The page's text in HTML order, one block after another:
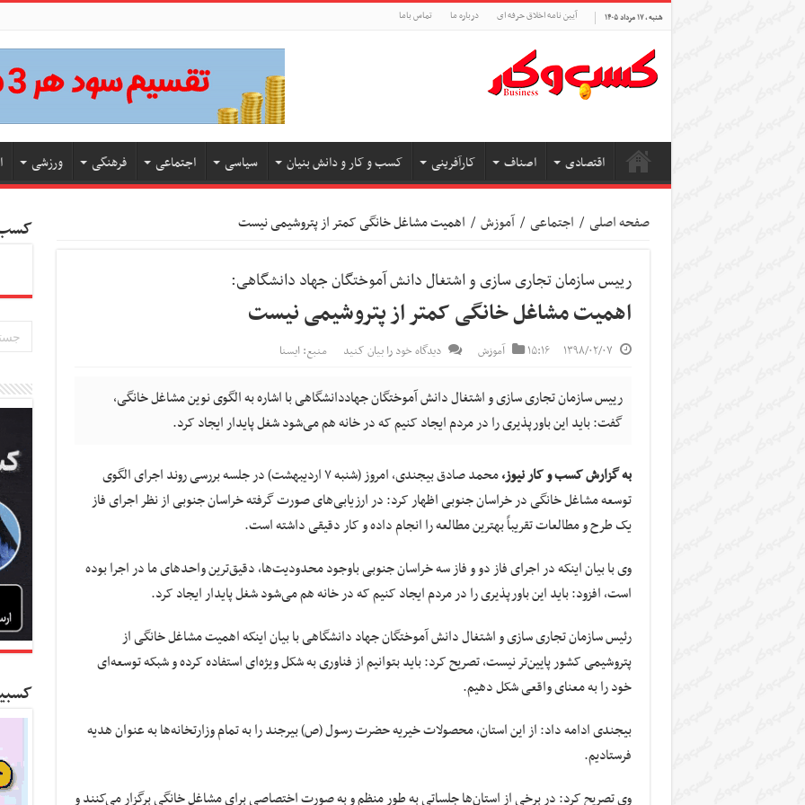
شنبه , ۱۷ مرداد ۱۴۰۵ آیین نامه اخلاق حرفه ای درباره ما تماس باما
اقتصادی اصناف کارآفرینی کسب و کار و دانش بنیان سیاسی اجتماعی فرهنگی ورزشی
صفحه اصلی / اجتماعی / آموزش / اهمیت مشاغل خانگی کمتر از پتروشیمی نیست
رییس سازمان تجاری سازی و اشتغال دانش آموختگان جهاد دانشگاهی:
اهمیت مشاغل خانگی کمتر از پتروشیمی نیست
۱۳۹۸/۰۲/۰۷ ۱۵:۱۶ آموزش دیدگاه خود را بیان کنید منبع: ایسنا
رییس سازمان تجاری سازی و اشتغال دانش آموختگان جهاددانشگاهی با اشاره به الگوی نوین مشاغل خانگی،
گفت: باید این باورپذیری را در مردم ایجاد کنیم که در خانه هم می‌شود شغل پایدار ایجاد کرد.
به گزارش کسب و کار نیوز،محمد صادقبیجندی
، امروز (شنبه ۷ اردیبهشت) در جلسه بررسی روند اجرای الگوی
توسعه مشاغل خانگی در خراسان جنوبی اظهار کرد: در ارزیابی‌های صورت گرفته خراسان جنوبی از نظر اجرای فاز
یک طرح و مطالعات تقریباً بهترین مطالعه را انجام داده و کار دقیقی داشته است.
وی با بیان اینکه در اجرای فاز دو و فاز سه خراسان جنوبی باوجود محدودیت‌ها، دقیق‌ترین واحدهای ما در اجرا بوده
است، افزود: باید این باورپذیری را در مردم ایجاد کنیم که در خانه هم می‌شود شغل پایدار ایجاد کرد.
رئیس سازمان تجاری سازی و اشتغال دانش آموختگان جهاد دانشگاهی با بیان اینکه اهمیت مشاغل خانگی از
پتروشیمی کشور پایین‌تر نیست، تصریح کرد: باید بتوانیم از فناوری به شکل ویژه‌ای استفاده کرده و شبکه توسعه‌ای
خود را به معنای واقعی شکل دهیم.
بیجندیادامه داد: از این استان، محصولات خیریه حضرت رسول (ص)بیرجند را به تمام وزارتخانه‌ها به عنوان هدیه
فرستادیم.
وی تصریح کرد: در برخی از استان‌ها جلساتی به طور منظم و به صورت اختصاصی برای مشاغل خانگی برگزار می‌کنند و
کسب